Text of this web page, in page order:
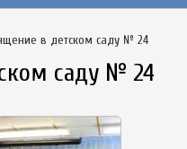
в детском саду № 24
саду № 24